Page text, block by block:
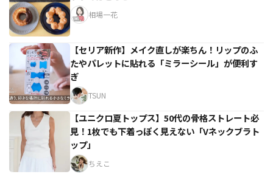
相場一花
【セリア新作】メイク直しが楽ちん！リップのふ
たやパレットに貼れる「ミラーシール」が便利す
ぎ
TSUN
【ユニクロ夏トップス】50代の骨格ストレート必
見！1枚でも下着っぽく見えない「Vネックブラト
ップ」
ちえこ